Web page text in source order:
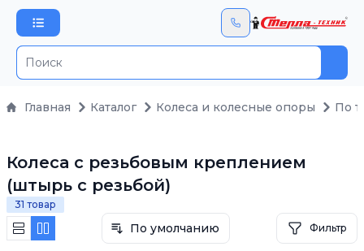
Главная Каталог Колеса и колесные опоры По
Колеса с резьбовым креплением
(штырь с резьбой)
31 товар
По умолчанию Фильтр